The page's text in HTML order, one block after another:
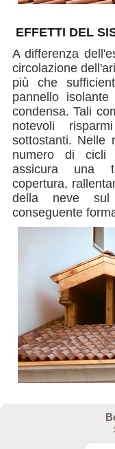
EFFETTI DEL
A differenza
circolazione
più che
pannello
condensa. Tali
notevoli
sottostanti. Nelle
numero di cicli
assicura una
copertura,
della neve
conseguente